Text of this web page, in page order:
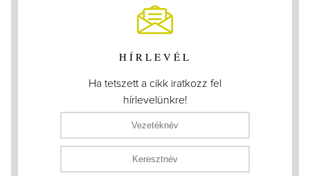
HÍRLEVÉL
Ha tetszett a cikk iratkozz fel
hírlevelünkre!